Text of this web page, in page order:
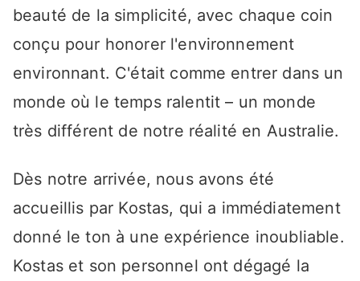
beauté de la simplicité, avec chaque coin
conçu pour honorer l'environnement
environnant. C'était comme entrer dans un
monde où le temps ralentit – un monde
très différent de notre réalité en Australie.
Dès notre arrivée, nous avons été
accueillis par Kostas, qui a immédiatement
donné le ton à une expérience inoubliable.
Kostas et son personnel ont dégagé la